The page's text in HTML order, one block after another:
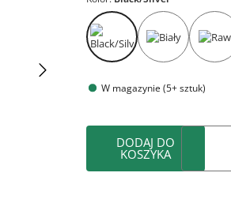
W magazynie (5+ sztuk)
DODAJ DO
KOSZYKA